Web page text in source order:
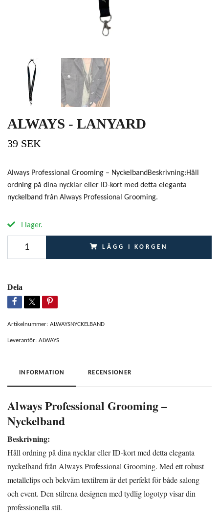
ALWAYS - LANYARD
39 SEK
Always Professional Grooming – NyckelbandBeskrivning:Håll
ordning på dina nycklar eller ID-kort med detta eleganta
nyckelband från Always Professional Grooming.
I lager.
LÄGG I KORGEN
Dela
Artikelnummer: ALWAYSNYCKELBAND
Leverantör: ALWAYS
INFORMATION RECENSIONER
Always Professional Grooming –
Nyckelband
Beskrivning:
Håll ordning på dina nycklar eller ID-kort med detta eleganta
nyckelband från Always Professional Grooming. Med ett robust
metallclips och bekväm textilrem är det perfekt för både salong
och event. Den stilrena designen med tydlig logotyp visar din
professionella stil.